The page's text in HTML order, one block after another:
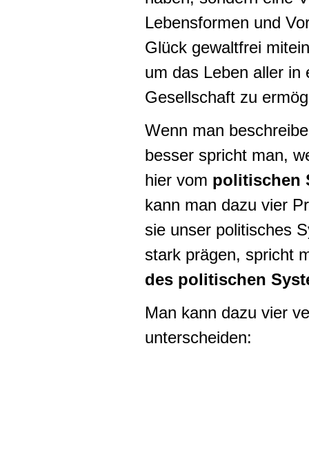
Lebensformen und
Glück gewaltfrei
um das Leben aller in
Gesellschaft zu
Wenn man
besser spricht man,
hier vom politischen
kann man dazu vier
sie unser politisches
stark prägen, spricht
des politischen
Man kann dazu vier
unterscheiden: